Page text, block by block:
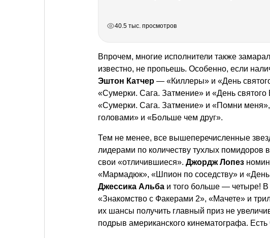
40.5 тыс. просмотров
Впрочем, многие исполнители также
известно, не пропьешь. Особенно, если
Эштон Катчер — «Киллеры» и «День
«Сумерки. Сага. Затмение» и «День святого
«Сумерки. Сага. Затмение» и «Помни меня»,
головами» и «Больше чем друг».
Тем не менее, все вышеперечисленные
лидерами по количеству тухлых помидоров
свои «отличившиеся». Джордж Лопез
«Мармадюк», «Шпион по соседству» и «День
Джессика Альба и того больше — четыре! В
«Знакомство с Факерами 2», «Мачете» и
их шансы получить главный приз не
подрыв американского кинематографа. Есть